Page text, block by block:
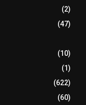
(2)
(47)
(10)
(1)
(622)
(60)